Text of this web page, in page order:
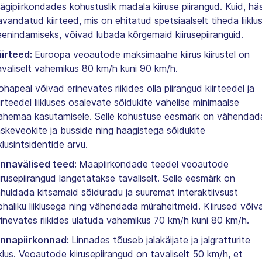
kohustuslik madala kiiruse piirangud. Kuid,
kiirteed, mis on ehitatud spetsiaalselt tiheda
võivad lubada kõrgemaid kiirusepiiranguid.
Euroopa veoautode maksimaalne kiirus kiirustel on
vahemikus 80 km/h kuni 90 km/h.
võivad erinevates riikides olla piirangud kiirteedel ja
liikluses osalevate sõidukite vahelise minimaalse
kasutamisele. Selle kohustuse eesmärk on
ja busside ning haagistega sõidukite
arvu.
teed: Maapiirkondade teedel veoautode
langetatakse tavaliselt. Selle eesmärk on
kitsamaid sõiduradu ja suuremat interaktiivsust
liiklusega ning vähendada müraheitmeid. Kiirused
riikides ulatuda vahemikus 70 km/h kuni 80 km/h.
Linnades tõuseb jalakäijate ja jalgratturite
Veoautode kiirusepiirangud on tavaliselt 50 km/h, et